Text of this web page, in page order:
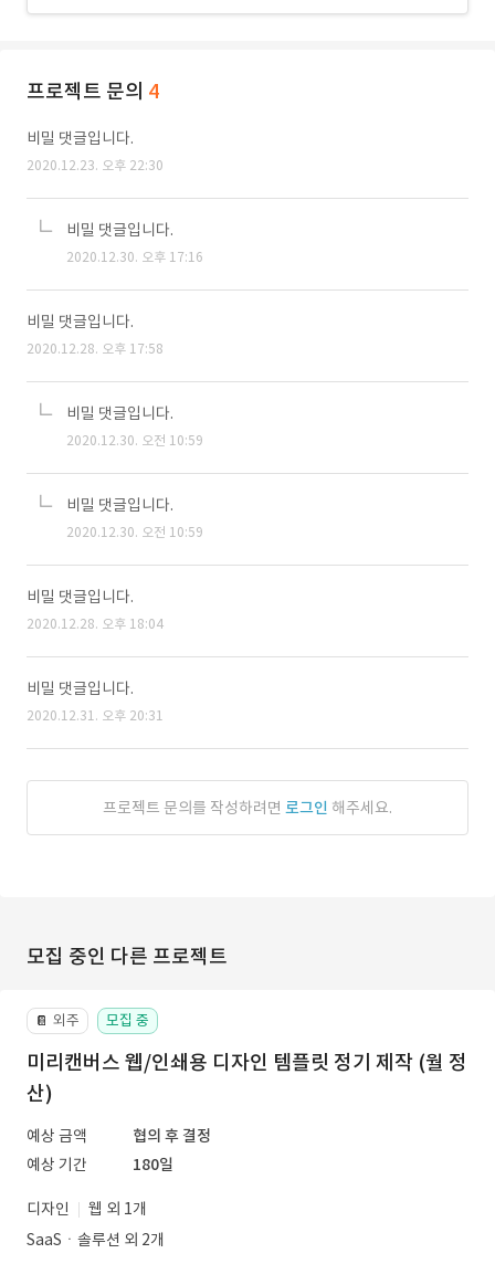
프로젝트 문의 4
비밀 댓글입니다.
2020.12.23. 오후 22:30
비밀 댓글입니다.
2020.12.30. 오후 17:16
비밀 댓글입니다.
2020.12.28. 오후 17:58
비밀 댓글입니다.
2020.12.30. 오전 10:59
비밀 댓글입니다.
2020.12.30. 오전 10:59
비밀 댓글입니다.
2020.12.28. 오후 18:04
비밀 댓글입니다.
2020.12.31. 오후 20:31
프로젝트 문의를 작성하려면 로그인 해주세요.
모집 중인 다른 프로젝트
📔 외주 모집 중
미리캔버스 웹/인쇄용 디자인 템플릿 정기 제작 (월 정
산)
예상 금액
협의 후 결정
예상 기간
180일
디자인
웹 외 1개
SaaSㆍ솔루션 외 2개